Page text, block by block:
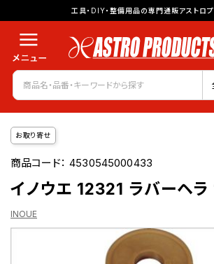
工具・DIY・整備用品の専門通販アストロ
お取り寄せ
商品コード：4530545000433
イノウエ 12321 ラバーヘ
INOUE